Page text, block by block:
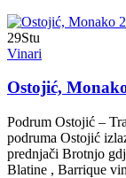
29Stu
Vinari
Ostojić,
Podrum Ostojić –
podruma Ostojić
prednjači Brotnjo
Blatine , Barrique